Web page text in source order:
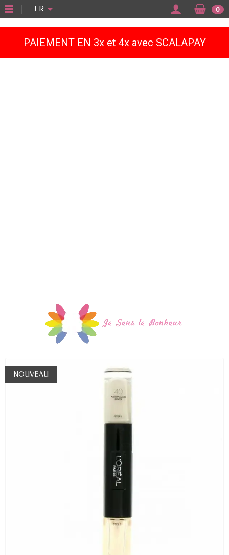
PAIEMENT EN 3x et 4x avec SCALAPAY
FR 0
NOUVEAU